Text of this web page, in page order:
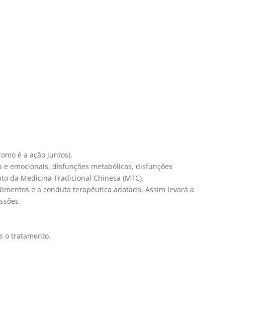
é a ação juntos).
emocionais, disfunções metabólicas, disfunções
da Medicina Tradicional Chinesa (MTC).
e a conduta terapêutica adotada. Assim levará a
o tratamento.